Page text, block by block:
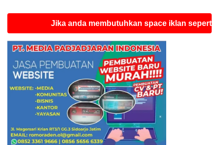
Jika anda membutuhkan space iklan seperti ini